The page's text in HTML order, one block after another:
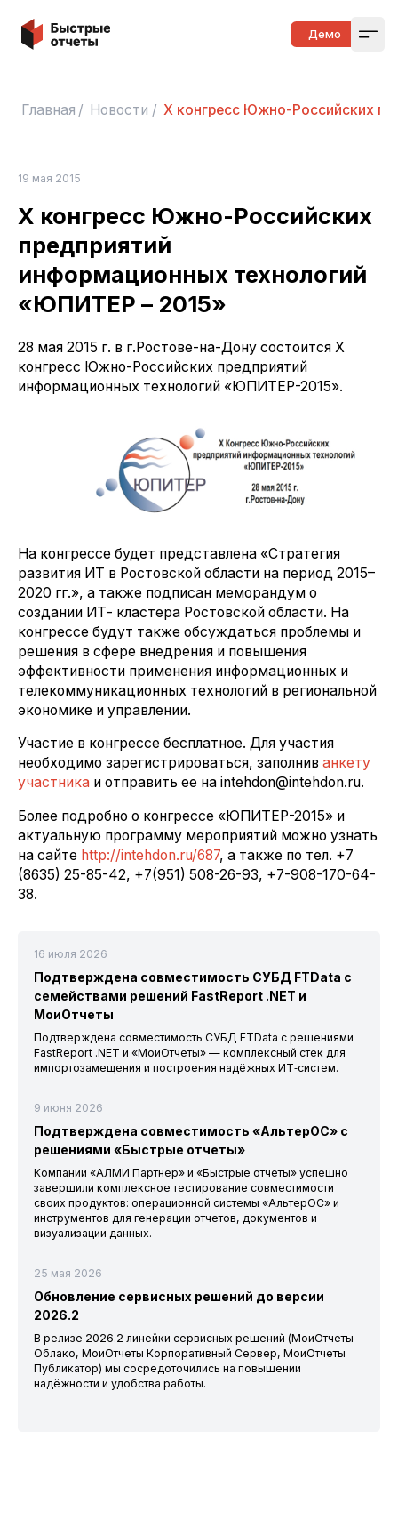
Быстрые отчеты Демо
Главная / Новости / Х конгресс Южно-Российских
19 мая 2015
Х конгресс Южно-Российских
предприятий
информационных технологий
«ЮПИТЕР – 2015»
28 мая 2015 г. в г.Ростове-на-Дону состоится Х
конгресс Южно-Российских предприятий
информационных технологий «ЮПИТЕР-2015».
На конгрессе будет представлена «Стратегия
развития ИТ в Ростовской области на период 2015–
2020 гг.», а также подписан меморандум о
создании ИТ- кластера Ростовской области. На
конгрессе будут также обсуждаться проблемы и
решения в сфере внедрения и повышения
эффективности применения информационных и
телекоммуникационных технологий в региональной
экономике и управлении.
Участие в конгрессе бесплатное. Для участия
необходимо зарегистрироваться, заполнив анкету
участника и отправить ее на intehdon@intehdon.ru.
Более подробно о конгрессе «ЮПИТЕР-2015» и
актуальную программу мероприятий можно узнать
на сайте http://intehdon.ru/687, а также по тел. +7
(8635) 25-85-42, +7(951) 508-26-93, +7-908-170-64-
38.
16 июля 2026
Подтверждена совместимость СУБД FTData с
семействами решений FastReport .NET и
МоиОтчеты
Подтверждена совместимость СУБД FTData с решениями
FastReport .NET и «МоиОтчеты» — комплексный стек для
импортозамещения и построения надёжных ИТ‑систем.
9 июня 2026
Подтверждена совместимость «АльтерОС» с
решениями «Быстрые отчеты»
Компании «АЛМИ Партнер» и «Быстрые отчеты» успешно
завершили комплексное тестирование совместимости
своих продуктов: операционной системы «АльтерОС» и
инструментов для генерации отчетов, документов и
визуализации данных.
25 мая 2026
Обновление сервисных решений до версии
2026.2
В релизе 2026.2 линейки сервисных решений (МоиОтчеты
Облако, МоиОтчеты Корпоративный Сервер, МоиОтчеты
Публикатор) мы сосредоточились на повышении
надёжности и удобства работы.